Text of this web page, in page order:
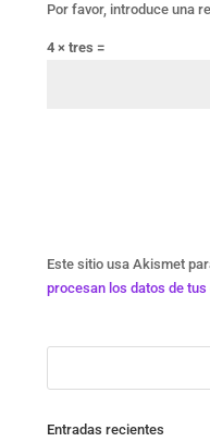
Por favor, introduce una
4 × tres =
Este sitio usa Akismet
procesan los datos de
Entradas recientes